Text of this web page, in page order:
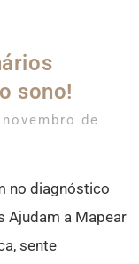
sono!
de
no diagnóstico
Ajudam a Mapear
sente